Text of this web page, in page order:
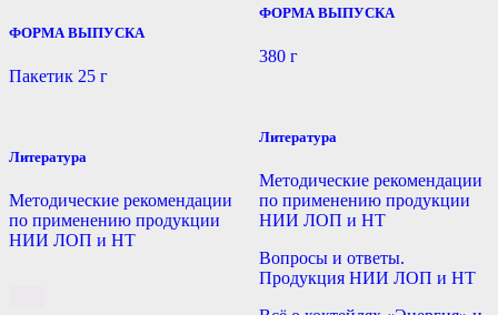
ФОРМА ВЫПУСКА
Пакетик 25 г
Литература
Методические рекомендации
по применению продукции
НИИ ЛОП и НТ
ФОРМА ВЫПУСКА
380 г
Литература
Методические рекомендации
по применению продукции
НИИ ЛОП и НТ
Вопросы и ответы.
Продукция НИИ ЛОП и НТ